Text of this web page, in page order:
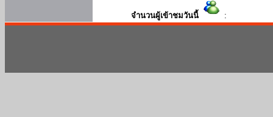
จำนวนผู้เข้าชมวันนี้ :